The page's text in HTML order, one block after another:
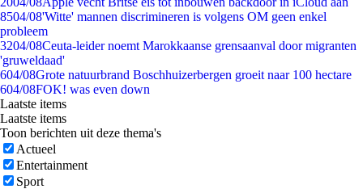
8504/08'Witte' mannen discrimineren is volgens OM geen enkel
probleem
3204/08Ceuta-leider noemt Marokkaanse grensaanval door migranten
'gruweldaad'
604/08Grote natuurbrand Boschhuizerbergen groeit naar 100 hectare
604/08FOK! was even down
Laatste items
Laatste items
Toon berichten uit deze thema's
Actueel
Entertainment
Sport